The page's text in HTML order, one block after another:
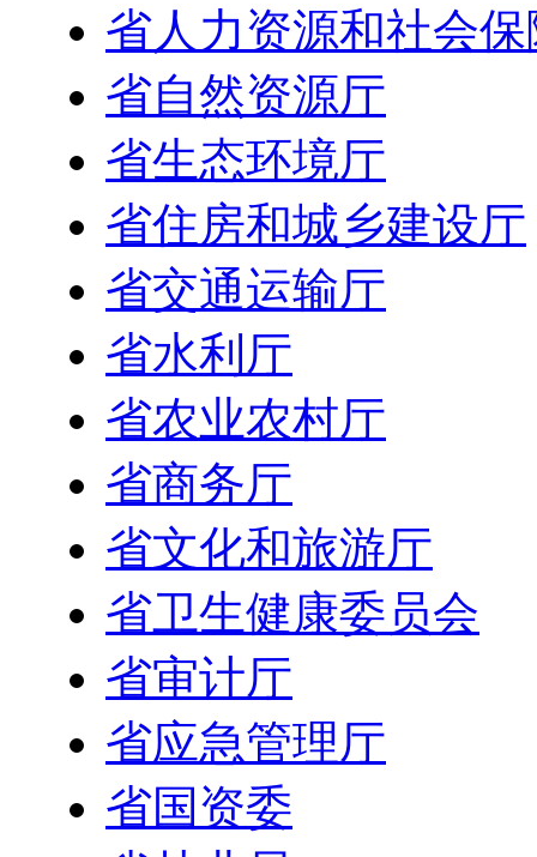
省人力资源和社会
省自然资源厅
省生态环境厅
省住房和城乡建设厅
省交通运输厅
省水利厅
省农业农村厅
省商务厅
省文化和旅游厅
省卫生健康委员会
省审计厅
省应急管理厅
省国资委